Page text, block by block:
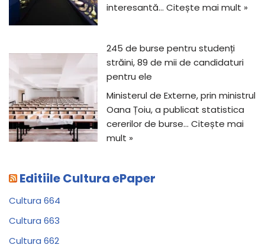
interesantă… Citește mai mult »
245 de burse pentru studenți
străini, 89 de mii de candidaturi
pentru ele
Ministerul de Externe, prin ministrul
Oana Țoiu, a publicat statistica
cererilor de burse… Citește mai
mult »
Editiile Cultura ePaper
Cultura 664
Cultura 663
Cultura 662